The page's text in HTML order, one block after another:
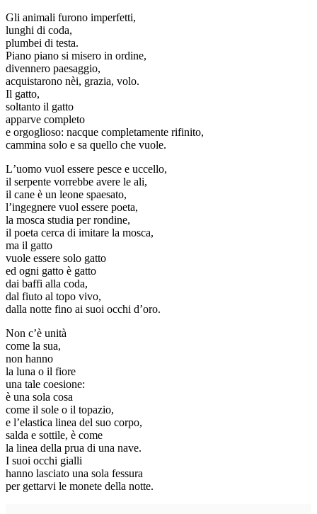
Gli animali furono imperfetti,
lunghi di coda,
plumbei di testa.
Piano piano si misero in ordine,
divennero paesaggio,
acquistarono nèi, grazia, volo.
Il gatto,
soltanto il gatto
apparve completo
e orgoglioso: nacque completamente rifinito,
cammina solo e sa quello che vuole.
L’uomo vuol essere pesce e uccello,
il serpente vorrebbe avere le ali,
il cane è un leone spaesato,
l’ingegnere vuol essere poeta,
la mosca studia per rondine,
il poeta cerca di imitare la mosca,
ma il gatto
vuole essere solo gatto
ed ogni gatto è gatto
dai baffi alla coda,
dal fiuto al topo vivo,
dalla notte fino ai suoi occhi d’oro.
Non c’è unità
come la sua,
non hanno
la luna o il fiore
una tale coesione:
è una sola cosa
come il sole o il topazio,
e l’elastica linea del suo corpo,
salda e sottile, è come
la linea della prua di una nave.
I suoi occhi gialli
hanno lasciato una sola fessura
per gettarvi le monete della notte.